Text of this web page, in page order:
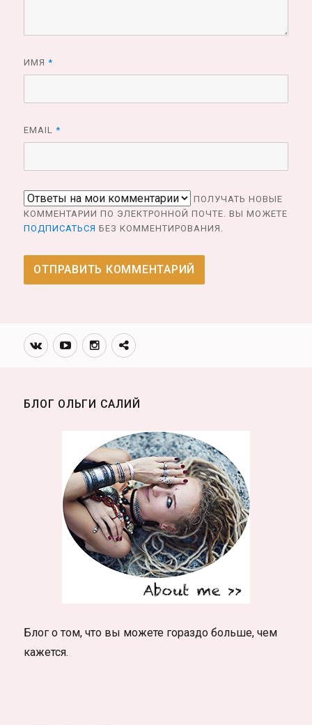
ИМЯ*
EMAIL*
ПОЛУЧАТЬ НОВЫЕ
КОММЕНТАРИИ ПО ЭЛЕКТРОННОЙ ПОЧТЕ. ВЫ МОЖЕТЕ
ПОДПИСАТЬСЯ БЕЗ КОММЕНТИРОВАНИЯ.
Вконтакте
YoutubeИнстаграмм
Телеграм
БЛОГ ОЛЬГИ САЛИЙ
Блог о том, что вы можете гораздо больше, чем
кажется.